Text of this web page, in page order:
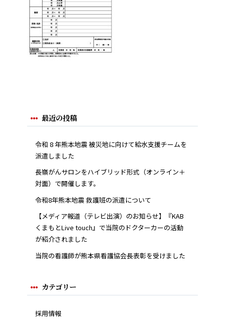
最近の投稿
令和 8 年熊本地震 被災地に向けて給水支援チームを
派遣しました
長嶺がんサロンをハイブリッド形式（オンライン＋
対面）で開催します。
令和8年熊本地震 救護班の派遣について
【メディア報道（テレビ出演）のお知らせ】『KAB
くまもとLive touch』で当院のドクターカーの活動
が紹介されました
当院の看護師が熊本県看護協会長表彰を受けました
カテゴリー
採用情報